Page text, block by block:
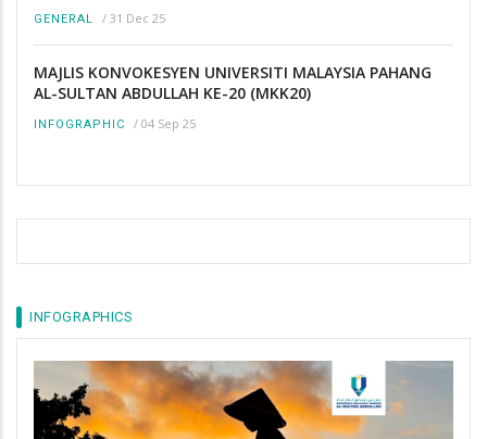
GENERAL / 31 Dec 25
MAJLIS KONVOKESYEN UNIVERSITI MALAYSIA PAHANG
AL-SULTAN ABDULLAH KE-20 (MKK20)
INFOGRAPHIC / 04 Sep 25
INFOGRAPHICS